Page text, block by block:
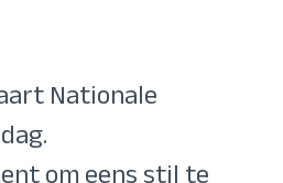
Nationale